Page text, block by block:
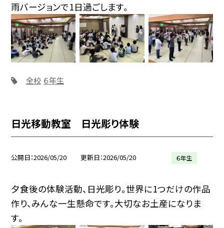
雨バージョンで1日過ごします。
全校 ６年生
日光移動教室 日光彫り体験
公開日 2026/05/20 更新日 2026/05/20 ６年生
夕食後の体験活動、日光彫り。世界に1つだけの作品
作り、みんな一生懸命です。大切なお土産になりま
す。